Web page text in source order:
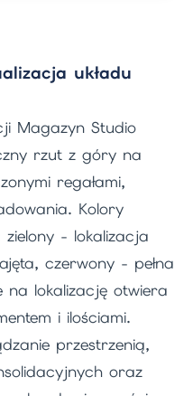
układu
Magazyn Studio
rzut z góry na
regałami,
Kolory
zielony - lokalizacja
czerwony - pełna
na lokalizację otwiera
i ilościami.
przestrzenią,
oraz